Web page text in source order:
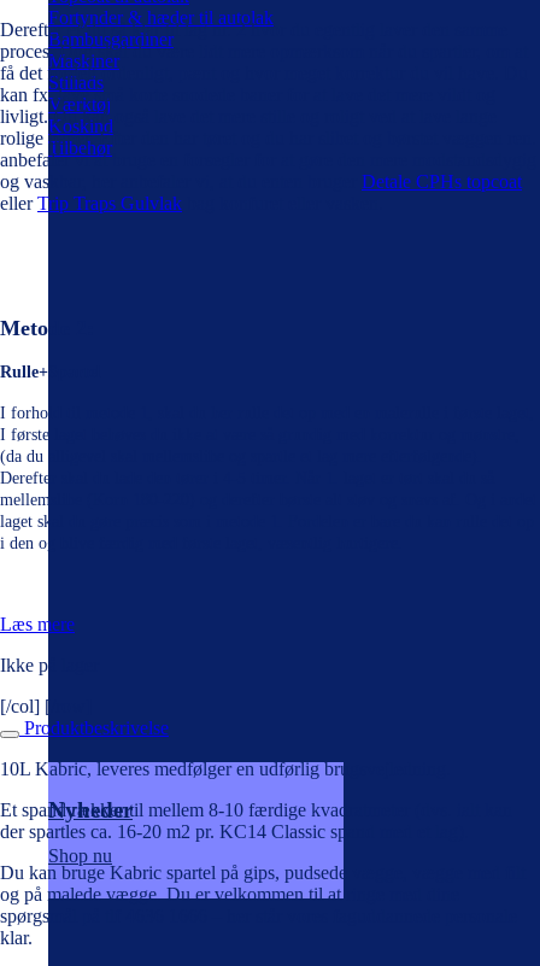
Fortynder & hæder til autolak
Bambusgardiner
Maskiner
Stillads
Værktøj
Koskind
Tilbehør
Nyheder
Shop nu
Derefter er du så klar til lag nr. 2 hvor du egentlig laver den samme
proces. Dog skal du være lidt mere opmærksom når du spartler, om at
få det fordelt ordenligt, pænt og hvor meget korrektur du vil have. Du
kan fx. lave små korte snodede baner for at lave det mere vildt og
livligt. Du kan også lave det mere stille og roligt ved at lave lange
rolige baner. Efter den har tøret og du har slibet og børstet væggen ren.
anbefaler vi at bruge en forsegler for at gøre den mere modstandsdygig
og vaskbar, her anbefaler vi, at du enten bruger Detale CPHs topcoat
ellerTrip Traps Gulvlak
Metode 2:
Rulle+Spartel
I forhold til metode 1, skal du her rulle det op med en malerulle i første laget,
I første laget behøves du ikke at være så grundig med korrektur og mønstre,
(da du alligevel skal mellemslibe og spartle et lag mere efterfølgende).
Derefter skal du lade den tører i 4-5 timer. Når 1. laget er tørt skal du så
mellemslibe (Korn 180-220) og derefter børste alt støv og snavs af. Og i andet
laget skal du gøre præcis som i metode 1. Fordelen er bare du kan rulle det op
i den og blive færdig med første laget, væsentlig hurtigere.
Læs mere
Ikke på lager
[/col] [/row]
Produktbeskrivelse
10L Kabric, leveres medfølger en udførlig brugsvejledning.
Et spand rækker til mellem 8-10 færdige kvadratmeter (dvs. ialt kan
der spartles ca. 16-20 m2 pr. KC14 Classic spand med et lag).
Du kan bruge Kabric spartel på gips, pudsede vægge, vægge med filt
og på malede vægge. Du er velkommen til at ringe med dine
spørgsmål på tlf 4636 1666 – her står vores faguddannede personale
klar.